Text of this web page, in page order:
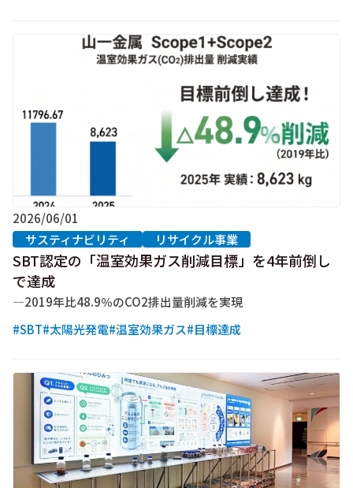
2026/06/01
サスティナビリティ
リサイクル事業
SBT認定の「温室効果ガス削減目標」を4年前倒し
で達成
―2019年比48.9％のCO2排出量削減を実現
#SBT#太陽光発電#温室効果ガス#目標達成